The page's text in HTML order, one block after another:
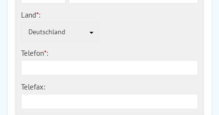
Land*:
Deutschland
Telefon*:
Telefax: